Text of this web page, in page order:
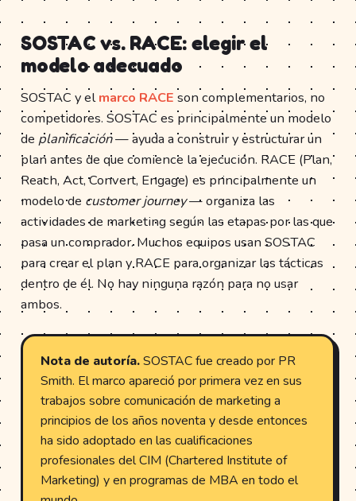
SOSTAC vs. RACE: elegir el
modelo adecuado
SOSTAC y elmarco RACE son complementarios, no
competidores. SOSTAC es principalmente un modelo
de planificación— ayuda a construir y estructurar un
plan antes de que comience la ejecución. RACE (Plan,
Reach, Act, Convert, Engage) es principalmente un
modelo de customer journey— organiza las
actividades de marketing según las etapas por las que
pasa un comprador. Muchos equipos usan SOSTAC
para crear el plan y RACE para organizar las tácticas
dentro de él. No hay ninguna razón para no usar
ambos.
Nota de autoría.SOSTAC fue creado por PR
Smith. El marco apareció por primera vez en sus
trabajos sobre comunicación de marketing a
principios de los años noventa y desde entonces
ha sido adoptado en las cualificaciones
profesionales del CIM (Chartered Institute of
Marketing) y en programas de MBA en todo el